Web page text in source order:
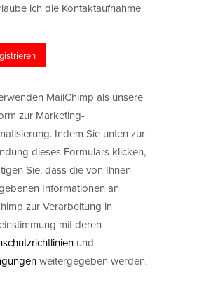
ich die Kontaktaufnahme
MailChimp als unsere
zur Marketing-
Indem Sie unten zur
dieses Formulars klicken,
Sie, dass die von Ihnen
Informationen an
zur Verarbeitung in
mit deren
und
weitergegeben werden.